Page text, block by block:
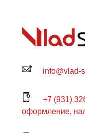
info@vlad-
+7 (931)
оформление,